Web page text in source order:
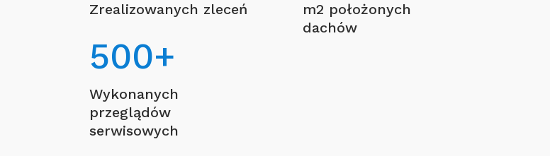
Zrealizowanych zleceń
500+
Wykonanych
przeglądów
serwisowych
m2 położonych
dachów